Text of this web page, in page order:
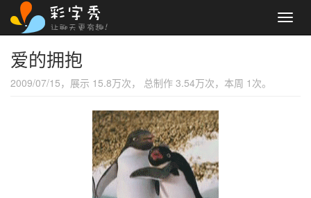
爱的拥抱
2009/07/15，展示 15.8万次， 总制作 3.54万次，本周 1次。